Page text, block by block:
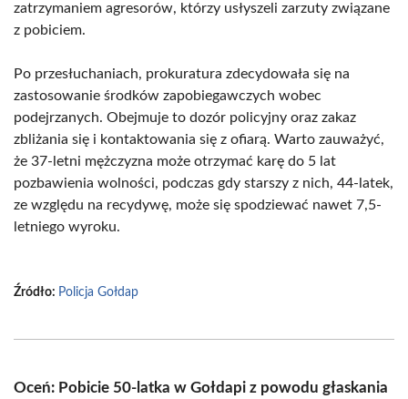
zatrzymaniem agresorów, którzy usłyszeli zarzuty związane
z pobiciem.
Po przesłuchaniach, prokuratura zdecydowała się na
zastosowanie środków zapobiegawczych wobec
podejrzanych. Obejmuje to dozór policyjny oraz zakaz
zbliżania się i kontaktowania się z ofiarą. Warto zauważyć,
że 37-letni mężczyzna może otrzymać karę do 5 lat
pozbawienia wolności, podczas gdy starszy z nich, 44-latek,
ze względu na recydywę, może się spodziewać nawet 7,5-
letniego wyroku.
Źródło: Policja Gołdap
Oceń: Pobicie 50-latka w Gołdapi z powodu głaskania